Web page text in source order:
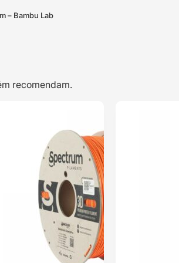
– Bambu Lab
recomendam.
Orange –
Azurefilm
Classificado
com5.00
em 5 com
base em
classificação
de cliente
17,05
ENVIO 24H